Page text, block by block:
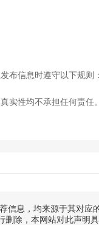
布信息时遵守以下规
实性均不承担任何责任
信息，均来源于其对
删除，本网站对此声明